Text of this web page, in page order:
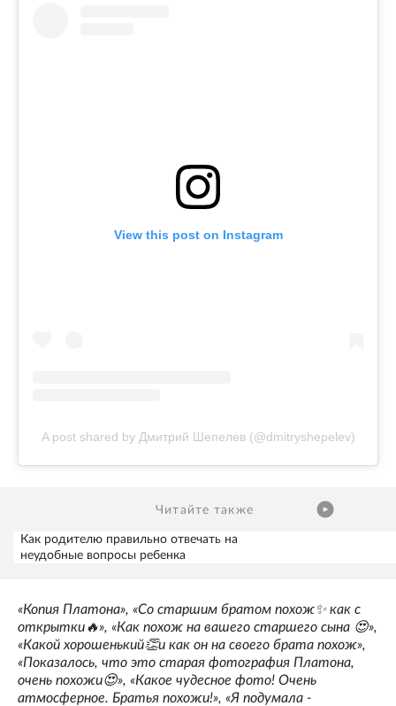
View this post on Instagram
A post shared by Дмитрий Шепелев (@dmitryshepelev)
Читайте также
Как родителю правильно отвечать на
неудобные вопросы ребенка
«Копия Платона», «Со старшим братом похож✨ как с
открытки🔥», «Как похож на вашего старшего сына 😍»,
«Какой хорошенький👏и как он на своего брата похож»,
«Показалось, что это старая фотография Платона,
очень похожи😍», «Какое чудесное фото! Очень
атмосферное. Братья похожи!», «Я подумала -